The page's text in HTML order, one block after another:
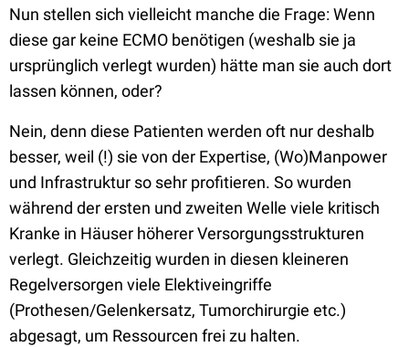
Nun stellen sich vielleicht manche die Frage: Wenn
diese gar keine ECMO benötigen (weshalb sie ja
ursprünglich verlegt wurden) hätte man sie auch dort
lassen können, oder?
Nein, denn diese Patienten werden oft nur deshalb
besser, weil (!) sie von der Expertise, (Wo)Manpower
und Infrastruktur so sehr profitieren. So wurden
während der ersten und zweiten Welle viele kritisch
Kranke in Häuser höherer Versorgungsstrukturen
verlegt. Gleichzeitig wurden in diesen kleineren
Regelversorgen viele Elektiveingriffe
(Prothesen/Gelenkersatz, Tumorchirurgie etc.)
abgesagt, um Ressourcen frei zu halten.